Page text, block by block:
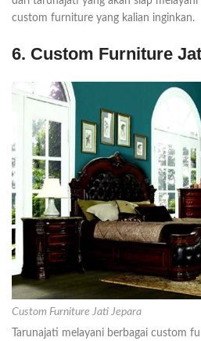
custom furniture yang kalian inginkan.
6. Custom Furniture
Custom Furniture Jati Jepara
Tarunajati melayani berbagai custom